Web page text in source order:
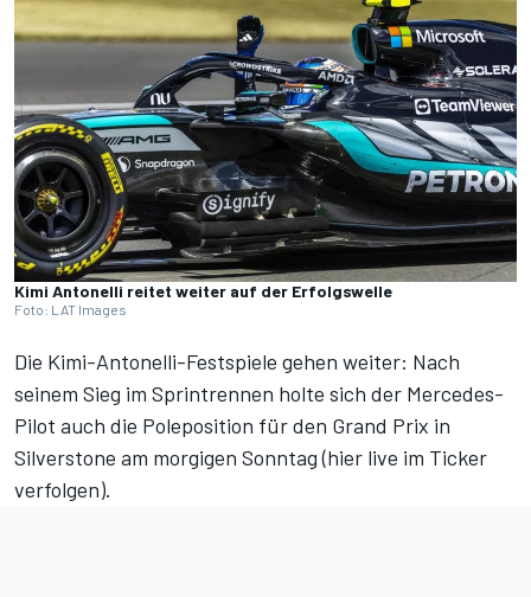
Kimi Antonelli reitet weiter auf der Erfolgswelle
Foto: LAT Images
Die Kimi-Antonelli-Festspiele gehen weiter: Nach
seinem Sieg im Sprintrennen holte sich der Mercedes-
Pilot auch die Poleposition für den Grand Prix in
Silverstone am morgigen Sonntag (hier live im Ticker
verfolgen).